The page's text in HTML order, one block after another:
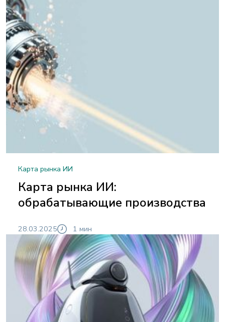
Карта рынка ИИ
Карта рынка ИИ:
обрабатывающие производства
28.03.2025 1 мин